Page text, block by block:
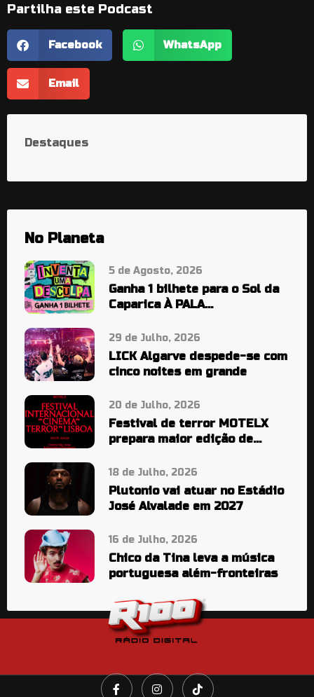
Partilha este Podcast
Facebook WhatsApp
Email
Destaques
No Planeta
5 de Agosto, 2026
Ganha 1 bilhete para o Sol da
Caparica À PALA…
29 de Julho, 2026
LICK Algarve despede-se com
cinco noites em grande
20 de Julho, 2026
Festival de terror MOTELX
prepara maior edição de
18 de Julho, 2026
Plutonio vai atuar no Estádio
José Alvalade em 2027
16 de Julho, 2026
Chico da Tina leva a música
portuguesa além-fronteiras